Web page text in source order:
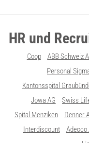
HR und
Coop ABB Schweiz
Personal
Kantonsspital
Jowa AG
Swiss
Spital Menziken
Denner
Interdiscount
Adecco